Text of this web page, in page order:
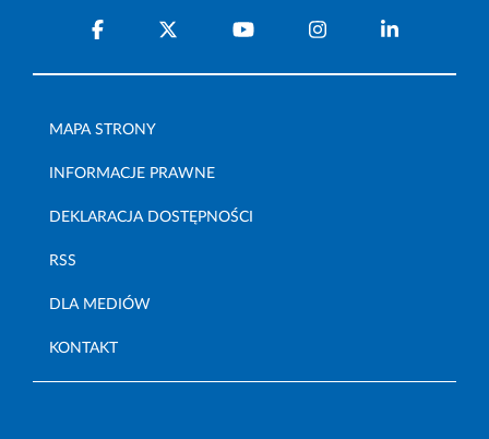
MAPA STRONY
INFORMACJE PRAWNE
DEKLARACJA DOSTĘPNOŚCI
RSS
DLA MEDIÓW
KONTAKT